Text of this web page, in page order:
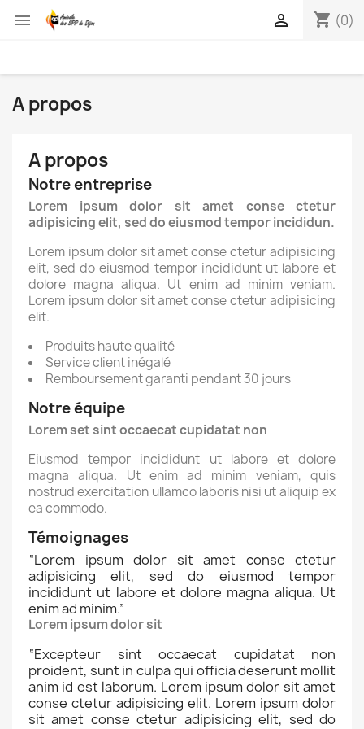
 shopping_cart (0)

A propos
A propos
Notre entreprise
Lorem ipsum dolor sit amet conse ctetur
adipisicing elit, sed do eiusmod tempor incididun.
Lorem ipsum dolor sit amet conse ctetur adipisicing
elit, sed do eiusmod tempor incididunt ut labore et
dolore magna aliqua. Ut enim ad minim veniam.
Lorem ipsum dolor sit amet conse ctetur adipisicing
elit.
Produits haute qualité
Service client inégalé
Remboursement garanti pendant 30 jours
Notre équipe
Lorem set sint occaecat cupidatat non
Eiusmod tempor incididunt ut labore et dolore
magna aliqua. Ut enim ad minim veniam, quis
nostrud exercitation ullamco laboris nisi ut aliquip ex
ea commodo.
Témoignages
“Lorem ipsum dolor sit amet conse ctetur
adipisicing elit, sed do eiusmod tempor
incididunt ut labore et dolore magna aliqua. Ut
enim ad minim.”
Lorem ipsum dolor sit
“Excepteur sint occaecat cupidatat non
proident, sunt in culpa qui officia deserunt mollit
anim id est laborum. Lorem ipsum dolor sit amet
conse ctetur adipisicing elit. Lorem ipsum dolor
sit amet conse ctetur adipisicing elit, sed do